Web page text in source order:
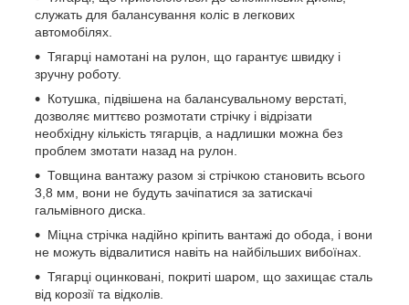
служать для балансування коліс в легкових
автомобілях.
Тягарці намотані на рулон, що гарантує швидку і
зручну роботу.
Котушка, підвішена на балансувальному верстаті,
дозволяє миттєво розмотати стрічку і відрізати
необхідну кількість тягарців, а надлишки можна без
проблем змотати назад на рулон.
Товщина вантажу разом зі стрічкою становить всього
3,8 мм, вони не будуть зачіпатися за затискачі
гальмівного диска.
Міцна стрічка надійно кріпить вантажі до обода, і вони
не можуть відвалитися навіть на найбільших вибоїнах.
Тягарці оцинковані, покриті шаром, що захищає сталь
від корозії та відколів.